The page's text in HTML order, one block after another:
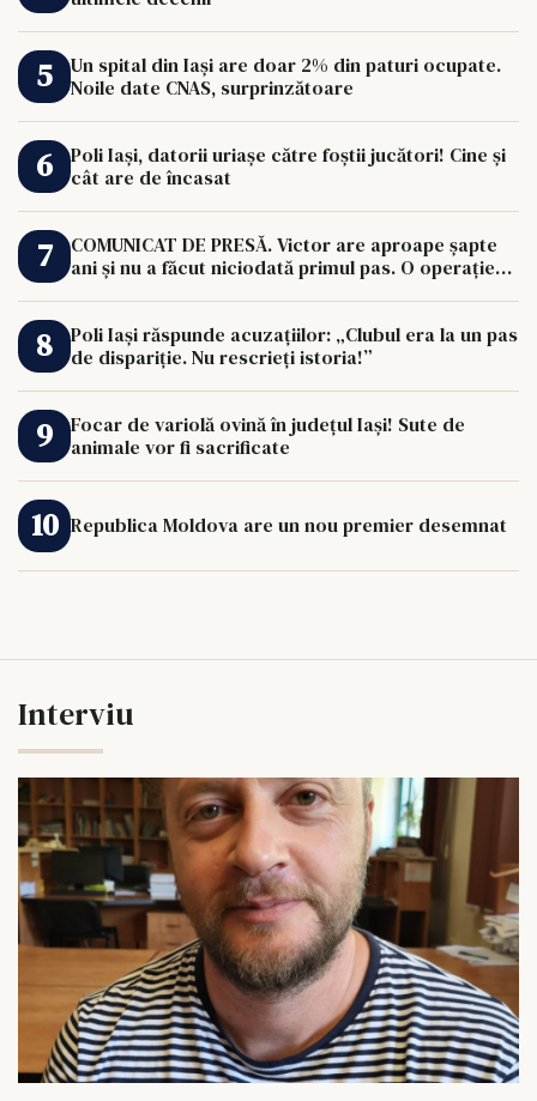
Un spital din Iași are doar 2% din paturi ocupate.
Noile date CNAS, surprinzătoare
Poli Iași, datorii uriașe către foștii jucători! Cine și
cât are de încasat
COMUNICAT DE PRESĂ. Victor are aproape șapte
ani și nu a făcut niciodată primul pas. O operație
Poli Iași răspunde acuzațiilor: „Clubul era la un pas
de dispariție. Nu rescrieți istoria!”
Focar de variolă ovină în județul Iași! Sute de
animale vor fi sacrificate
Republica Moldova are un nou premier desemnat
Interviu